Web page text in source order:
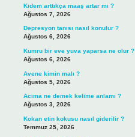
Kıdem arttıkça maaş artar mı ?
Ağustos 7, 2026
Depresyon tanısı nasıl konulur ?
Ağustos 6, 2026
Kumru bir eve yuva yaparsa ne olur ?
Ağustos 6, 2026
Avene kimin malı ?
Ağustos 5, 2026
Acıma ne demek kelime anlamı ?
Ağustos 3, 2026
Kokan etin kokusu nasıl giderilir ?
Temmuz 25, 2026